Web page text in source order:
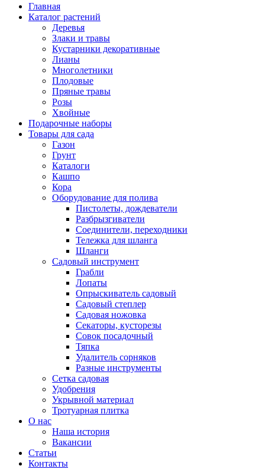
Главная
Каталог растений
Деревья
Злаки и травы
Кустарники декоративные
Лианы
Многолетники
Плодовые
Пряные травы
Розы
Хвойные
Подарочные наборы
Товары для сада
Газон
Грунт
Каталоги
Кашпо
Кора
Оборудование для полива
Пистолеты, дождеватели
Разбрызгиватели
Соединители, переходники
Тележка для шланга
Шланги
Садовый инструмент
Грабли
Лопаты
Опрыскиватель садовый
Садовый степлер
Садовая ножовка
Секаторы, кусторезы
Совок посадочный
Тяпка
Удалитель сорняков
Разные инструменты
Сетка садовая
Удобрения
Укрывной материал
Тротуарная плитка
О нас
Наша история
Вакансии
Статьи
Контакты